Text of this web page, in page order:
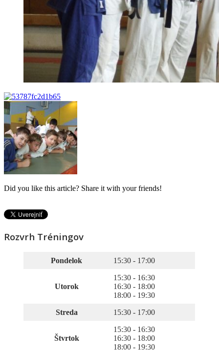
Did you like this article? Share it with your friends!
Rozvrh Tréningov
Pondelok 15:30 - 17:00
Utorok
15:30 - 16:30
16:30 - 18:00
18:00 - 19:30
Streda 15:30 - 17:00
Štvrtok
15:30 - 16:30
16:30 - 18:00
18:00 - 19:30